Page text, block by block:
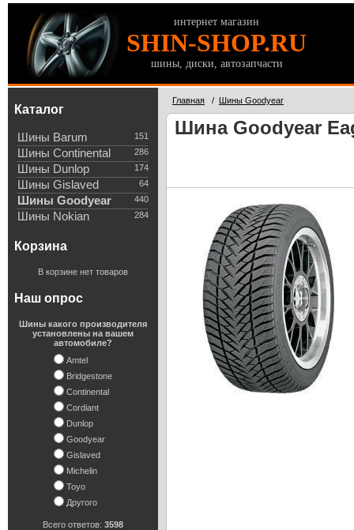
интернет магазин
SHIN-SHOP.RU
шины, диски, автозапчасти
Каталог
151
Шины Barum
286
Шины Continental
174
Шины Dunlop
64
Шины Gislaved
440
Шины Goodyear
284
Шины Nokian
Корзина
В корзине нет товаров
Наш опрос
Шины какого производителя
установлены на вашем
автомобиле?
Amtel
Bridgestone
Continental
Cordiant
Dunlop
Goodyear
Gislaved
Michelin
Toyo
Другого
Всего ответов: 3598
Главная / Шины Goodyear
Шина Goodyear